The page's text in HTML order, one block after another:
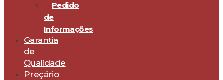
Pedido
de
Informações
Garantia
de
Qualidade
Preçário